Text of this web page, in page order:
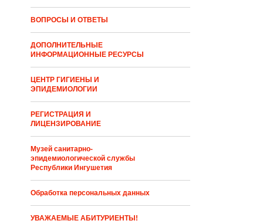
ВОПРОСЫ И ОТВЕТЫ
ДОПОЛНИТЕЛЬНЫЕ
ИНФОРМАЦИОННЫЕ РЕСУРСЫ
ЦЕНТР ГИГИЕНЫ И
ЭПИДЕМИОЛОГИИ
РЕГИСТРАЦИЯ И
ЛИЦЕНЗИРОВАНИЕ
Музей санитарно-
эпидемиологической службы
Республики Ингушетия
Обработка персональных данных
УВАЖАЕМЫЕ АБИТУРИЕНТЫ!